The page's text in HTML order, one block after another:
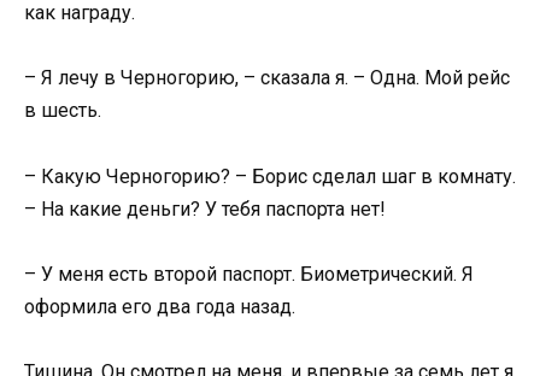
как награду.
– Я лечу в Черногорию, – сказала я. – Одна. Мой рейс
в шесть.
– Какую Черногорию? – Борис сделал шаг в комнату.
– На какие деньги? У тебя паспорта нет!
– У меня есть второй паспорт. Биометрический. Я
оформила его два года назад.